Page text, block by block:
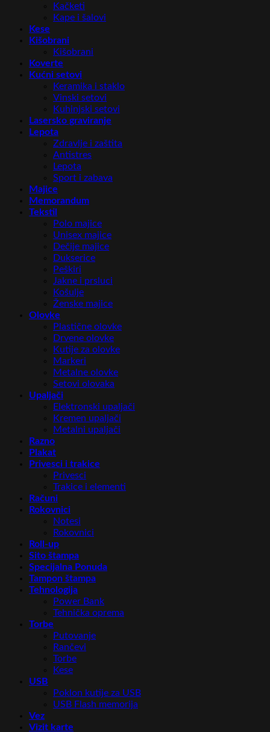
Kačketi
Kape i šalovi
Kese
Kišobrani
Kišobrani
Koverte
Kućni setovi
Keramika i staklo
Vinski setovi
Kuhinjski setovi
Lasersko graviranje
Lepota
Zdravlje i zaštita
Antistres
Lepota
Sport i zabava
Majice
Memorandum
Tekstil
Polo majice
Unisex majice
Dečije majice
Dukserice
Peškiri
Jakne i prsluci
Košulje
Ženske majice
Olovke
Plastične olovke
Drvene olovke
Kutije za olovke
Markeri
Metalne olovke
Setovi olovaka
Upaljači
Elektronski upaljači
Kremen upaljači
Metalni upaljači
Razno
Plakat
Privesci i trakice
Privesci
Trakice i elementi
Računi
Rokovnici
Notesi
Rokovnici
Roll-up
Sito štampa
Specijalna Ponuda
Tampon štampa
Tehnologija
Power Bank
Tehnička oprema
Torbe
Putovanje
Rančevi
Torbe
Kese
USB
Poklon kutije za USB
USB Flash memorija
Vez
Vizit karte